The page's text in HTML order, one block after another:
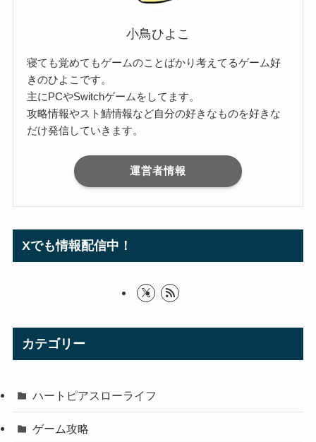
小鳥ひよこ
寝ても覚めてもゲームのことばかり考えてるゲーム好
きのひよこです。
主にPCやSwitchゲームをしてます。
攻略情報やスト鯖情報など自分の好きなものを好きな
だけ発信していきます。
運営者情報
Xでも情報配信中！
カテゴリー
ハートピアスローライフ
ゲーム攻略